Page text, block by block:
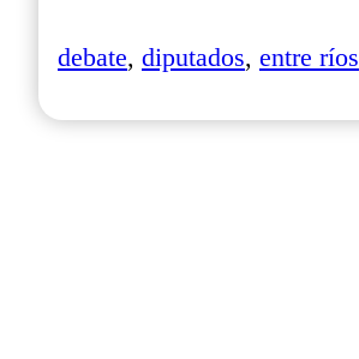
debate, diputados, entre ríos